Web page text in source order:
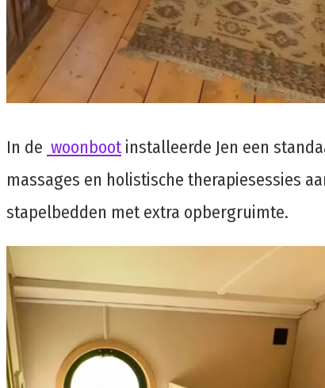
In de woonbootinstalleerde Jen een
massages en holistische therapiesessies
stapelbedden met extra opbergruimte.